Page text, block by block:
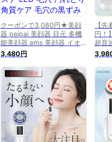
クーポンで3,080円★美顔
器 peipai 美顔器 目元 多機
能美顔器 ems 美顔器 イオ
ン導入 イオン導出 リフトア
ップ 毛穴 イオン導出 微電
流 光エステ LED 毛穴 汚れ
とり 角質ケア 毛穴の黒ずみ
ギフト プレゼント
3,480円
【
円！
超音
オン
美顔
アッ
ス
た
電
ア